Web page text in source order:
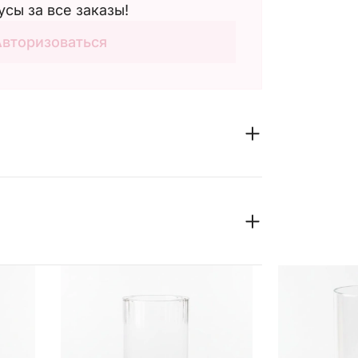
за все заказы!